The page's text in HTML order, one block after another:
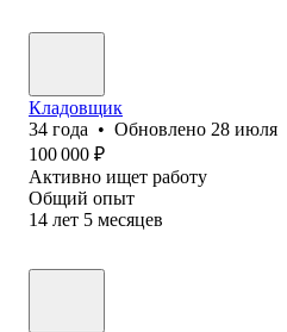
Кладовщик
34 года • Обновлено 28 июля
100 000 ₽
Активно ищет работу
Общий опыт
14 лет 5 месяцев